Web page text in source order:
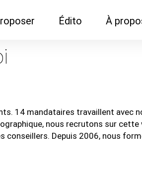
son réseau
(pour réseaux)
Édito
Café du commerce
À
14 mandataires travaillent avec
nous recrutons sur cette
conseillers. Depuis 2006, nous